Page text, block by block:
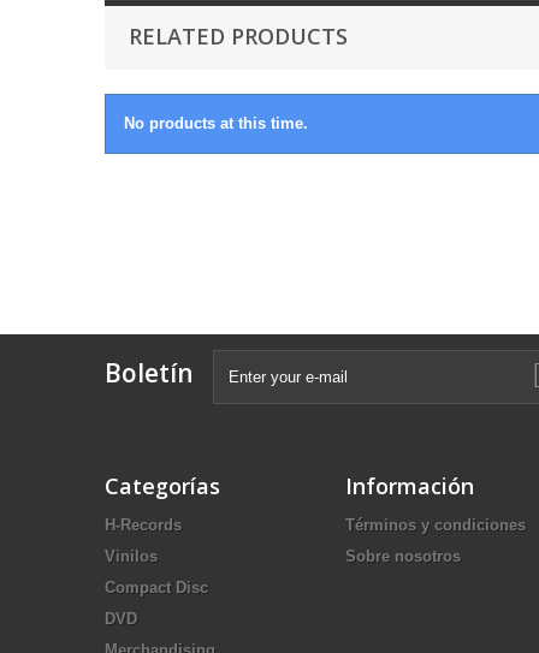
RELATED PRODUCTS
No products at this time.
Boletín
Categorías
H-Records
Vinilos
Compact Disc
DVD
Información
Términos y condiciones
Sobre nosotros